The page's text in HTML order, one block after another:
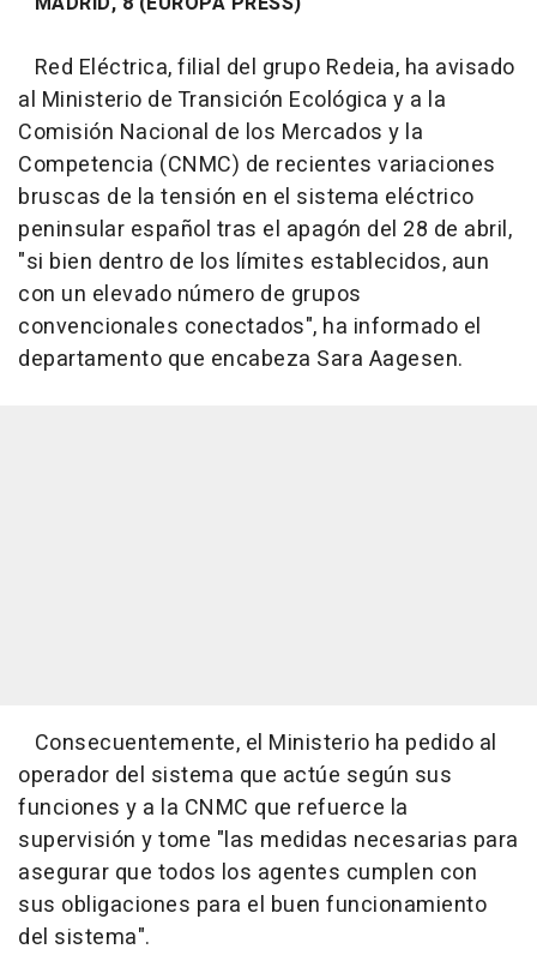
Red Eléctrica, filial del grupo Redeia, ha avisado
al Ministerio de Transición Ecológica y a la
Comisión Nacional de los Mercados y la
Competencia (CNMC) de recientes variaciones
bruscas de la tensión en el sistema eléctrico
peninsular español tras el apagón del 28 de abril,
"si bien dentro de los límites establecidos, aun
con un elevado número de grupos
convencionales conectados", ha informado el
departamento que encabeza Sara Aagesen.
Consecuentemente, el Ministerio ha pedido al
operador del sistema que actúe según sus
funciones y a la CNMC que refuerce la
supervisión y tome "las medidas necesarias para
asegurar que todos los agentes cumplen con
sus obligaciones para el buen funcionamiento
del sistema".